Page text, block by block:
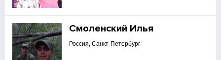
Смоленский Илья
Россия, Санкт-Петербург